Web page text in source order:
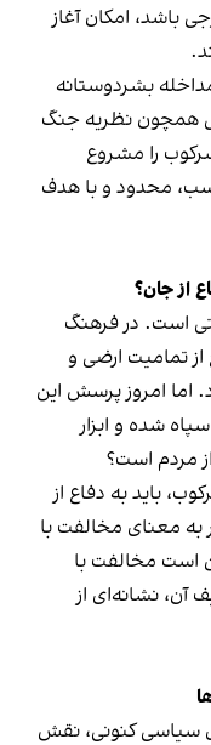
باشد، امکان آغاز
بشردوستانه
همچون نظریه جنگ
را مشروع
محدود و با هدف
از جان؟
است. در فرهنگ
تمامیت ارضی و
اما امروز پرسش این
شده و ابزار
مردم است؟
باید به دفاع از
معنای مخالفت با
است مخالفت با
نشانه‌ای از
سیاسی کنونی، نقش